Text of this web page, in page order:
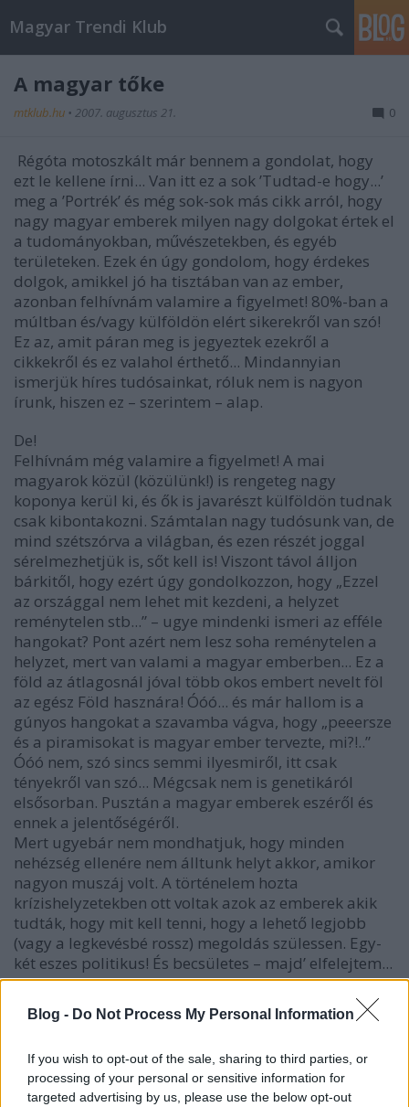
Blog - Do Not Process My Personal Information
If you wish to opt-out of the sale, sharing to third parties, or
processing of your personal or sensitive information for
targeted advertising by us, please use the below opt-out
Magyar Trendi Klub
A magyar tőke
mtklub.hu • 2007. augusztus 21. 0
Régóta motoszkált már bennem a gondolat, hogy
ezt le kellene írni... Van itt ez a sok ’Tudtad-e hogy...’
meg a ’Portrék’ és még sok-sok más cikk arról, hogy
nagy magyar emberek milyen nagy dolgokat értek el
a tudományokban, művészetekben, és egyéb
területeken. Ezek én úgy gondolom, hogy érdekes
dolgok, amikkel jó ha tisztában van az ember,
azonban felhívnám valamire a figyelmet! 80%-ban a
múltban és/vagy külföldön elért sikerekről van szó!
Ez az, amit páran meg is jegyeztek ezekről a
cikkekről és ez valahol érthető... Mindannyian
ismerjük híres tudósainkat, róluk nem is nagyon
írunk, hiszen ez – szerintem – alap.
De!
Felhívnám még valamire a figyelmet! A mai
magyarok közül (közülünk!) is rengeteg nagy
koponya kerül ki, és ők is javarészt külföldön tudnak
csak kibontakozni. Számtalan nagy tudósunk van, de
mind szétszórva a világban, és ezen részét joggal
sérelmezhetjük is, sőt kell is! Viszont távol álljon
bárkitől, hogy ezért úgy gondolkozzon, hogy „Ezzel
az országgal nem lehet mit kezdeni, a helyzet
reménytelen stb...” – ugye mindenki ismeri az efféle
hangokat? Pont azért nem lesz soha reménytelen a
helyzet, mert van valami a magyar emberben... Ez a
föld az átlagosnál jóval több okos embert nevelt föl
az egész Föld hasznára! Óóó... és már hallom is a
gúnyos hangokat a szavamba vágva, hogy „peeersze
és a piramisokat is magyar ember tervezte, mi?!..”
Óóó nem, szó sincs semmi ilyesmiről, itt csak
tényekről van szó... Mégcsak nem is genetikáról
elsősorban. Pusztán a magyar emberek eszéről és
ennek a jelentőségéről.
Mert ugyebár nem mondhatjuk, hogy minden
nehézség ellenére nem álltunk helyt akkor, amikor
nagyon muszáj volt. A történelem hozta
krízishelyzetekben ott voltak azok az emberek akik
tudták, hogy mit kell tenni, hogy a lehető legjobb
(vagy a legkevésbé rossz) megoldás szülessen. Egy-
két eszes politikus! És becsületes – majd’ elfelejtem...
A magyar politika egy katasztrófa, de volt egy-egy
villanás mindig, ami segített. És mindeközben ott
voltak végig a nagy tudósaink, művészeink, akik
is itt vannak ezek az emberek! Ez okot adhat az
optimizmusra, hisz így talán elhisszük, hogy van